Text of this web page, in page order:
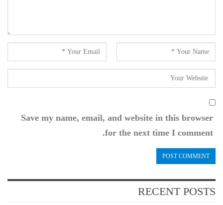
Save my name, email, and website in this browser
for the next time I comment.
RECENT POSTS